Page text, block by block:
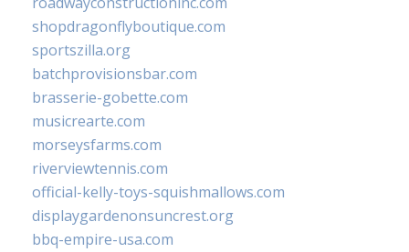
shopdragonflyboutique.com
sportszilla.org
batchprovisionsbar.com
brasserie-gobette.com
musicrearte.com
morseysfarms.com
riverviewtennis.com
official-kelly-toys-squishmallows.com
displaygardenonsuncrest.org
bbq-empire-usa.com